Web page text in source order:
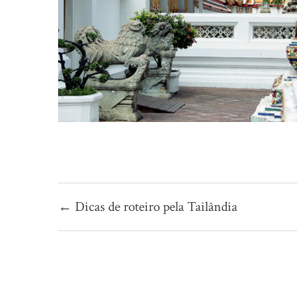
de
Post
← Dicas de roteiro pela Tailândia